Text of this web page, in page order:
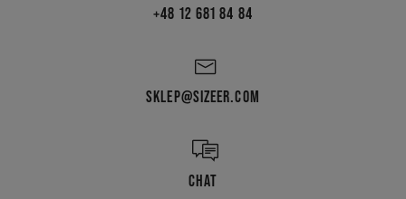
+48 12 681 84 84
SKLEP@SIZEER.COM
CHAT